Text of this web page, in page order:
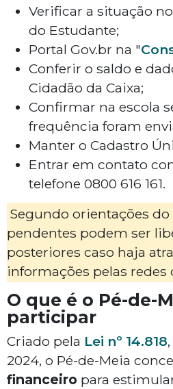
Verificar a situação
do Estudante;
Portal Gov.br na "
Conferir o saldo e
Cidadão da Caixa;
Confirmar na escola
frequência foram
Manter o Cadastro
Entrar em contato
telefone 0800 616 161.
Segundo orientações
pendentes podem ser
posteriores caso haja
informações pelas redes
O que é o Pé-de-
participar
Criado pela Lei nº 14.818
2024, o Pé-de-Meia
financeiro para